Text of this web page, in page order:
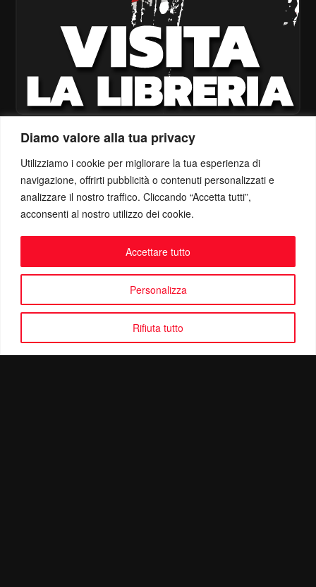
Diamo valore alla tua privacy
Utilizziamo i cookie per migliorare la tua esperienza di
navigazione, offrirti pubblicità o contenuti personalizzati e
analizzare il nostro traffico. Cliccando “Accetta tutti”,
acconsenti al nostro utilizzo dei cookie.
Personalizza
Rifiuta tutto
Accettare tutto